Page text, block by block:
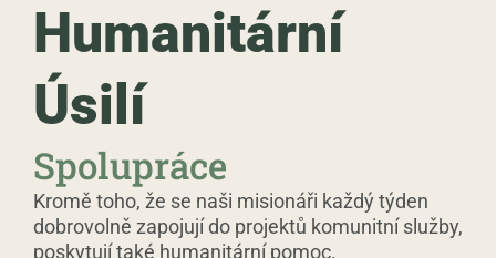
Humanitární
Úsilí
Spolupráce
Kromě toho, že se naši misionáři každý týden
dobrovolně zapojují do projektů komunitní služby,
poskytují také humanitární pomoc.